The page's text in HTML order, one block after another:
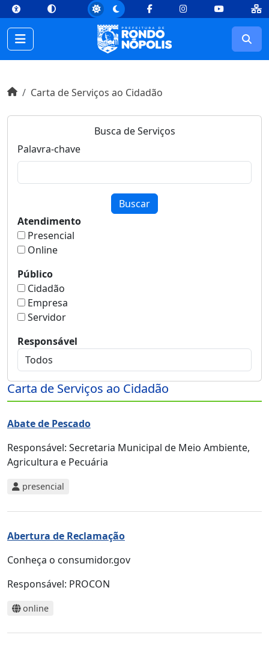
topConteúdo [1] Menu Principal [2] Busca [3] Rodapé [4]
FacebookInstagramYoutube
Início do conteúdo
InícioCarta de Serviços ao Cidadão
Busca de Serviços
Palavra-chave
Buscar
Atendimento
Presencial
Online
Público
Cidadão
Empresa
Servidor
Responsável
Carta de Serviços ao Cidadão
Abate de Pescado
Responsável: Secretaria Municipal de Meio Ambiente,
Agricultura e Pecuária
presencial
Abertura de Reclamação
Conheça o consumidor.gov
Responsável: PROCON
online